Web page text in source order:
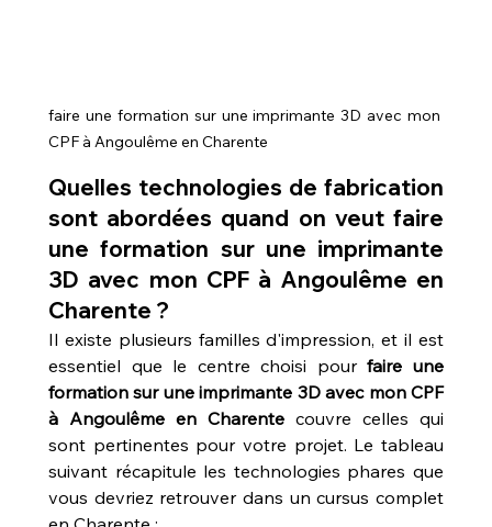
faire une formation sur une imprimante 3D avec mon
CPF à Angoulême en Charente
Quelles technologies de fabrication
sont abordées quand on veut faire
une formation sur une imprimante
3D avec mon CPF à Angoulême en
Charente ?
Il existe plusieurs familles d'impression, et il est
essentiel que le centre choisi pour faire une
formation sur une imprimante 3D avec mon CPF
à Angoulême en Charente couvre celles qui
sont pertinentes pour votre projet. Le tableau
suivant récapitule les technologies phares que
vous devriez retrouver dans un cursus complet